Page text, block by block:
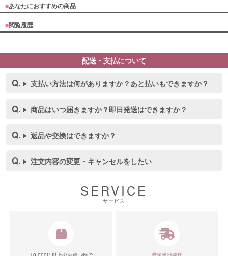
■あなたにおすすめの商品
■閲覧履歴
配送・支払について
支払い方法は何がありますか？あと払いもできますか？
商品はいつ届きますか？即日発送はできますか？
返品や交換はできますか？
注文内容の変更・キャンセルをしたい
SERVICE
サービス